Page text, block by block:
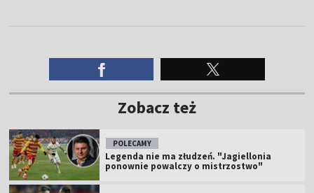
Zobacz też
POLECAMY
Legenda nie ma złudzeń. "Jagiellonia
ponownie powalczy o mistrzostwo"